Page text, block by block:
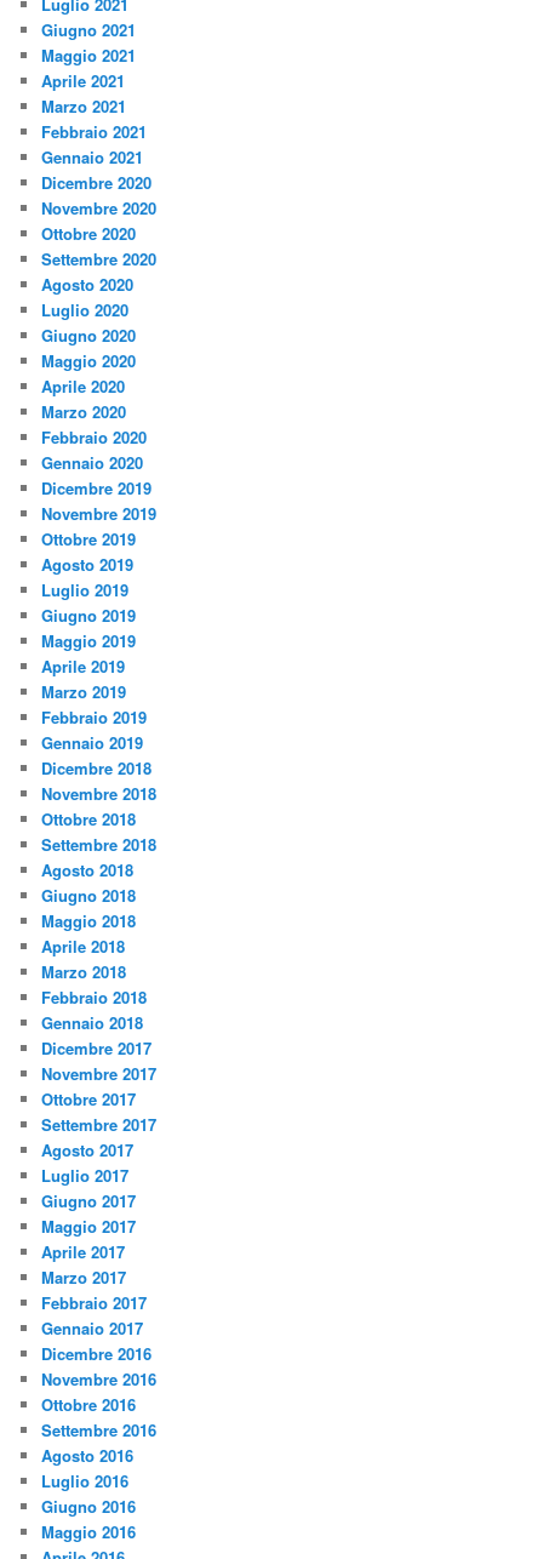
Giugno 2021
Maggio 2021
Aprile 2021
Marzo 2021
Febbraio 2021
Gennaio 2021
Dicembre 2020
Novembre 2020
Ottobre 2020
Settembre 2020
Agosto 2020
Luglio 2020
Giugno 2020
Maggio 2020
Aprile 2020
Marzo 2020
Febbraio 2020
Gennaio 2020
Dicembre 2019
Novembre 2019
Ottobre 2019
Agosto 2019
Luglio 2019
Giugno 2019
Maggio 2019
Aprile 2019
Marzo 2019
Febbraio 2019
Gennaio 2019
Dicembre 2018
Novembre 2018
Ottobre 2018
Settembre 2018
Agosto 2018
Giugno 2018
Maggio 2018
Aprile 2018
Marzo 2018
Febbraio 2018
Gennaio 2018
Dicembre 2017
Novembre 2017
Ottobre 2017
Settembre 2017
Agosto 2017
Luglio 2017
Giugno 2017
Maggio 2017
Aprile 2017
Marzo 2017
Febbraio 2017
Gennaio 2017
Dicembre 2016
Novembre 2016
Ottobre 2016
Settembre 2016
Agosto 2016
Luglio 2016
Giugno 2016
Maggio 2016